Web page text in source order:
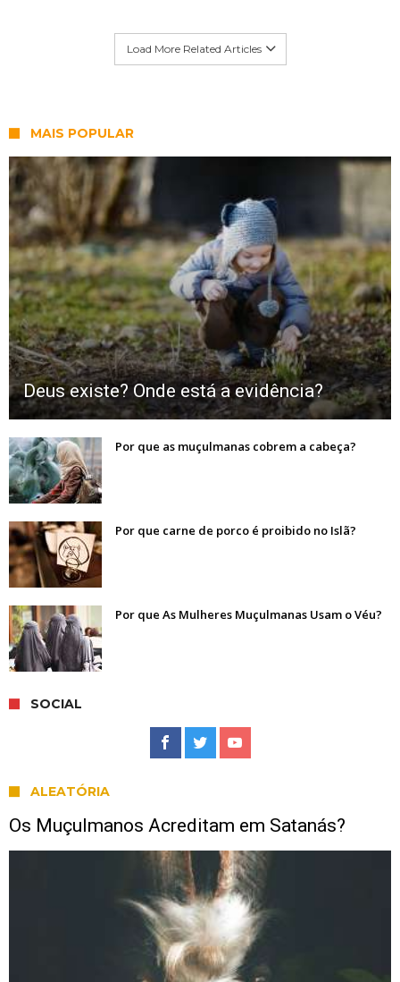
Load More Related Articles
MAIS POPULAR
Deus existe? Onde está a evidência?
Por que as muçulmanas cobrem a cabeça?
Por que carne de porco é proibido no Islã?
Por que As Mulheres Muçulmanas Usam o Véu?
SOCIAL
ALEATÓRIA
Os Muçulmanos Acreditam em Satanás?